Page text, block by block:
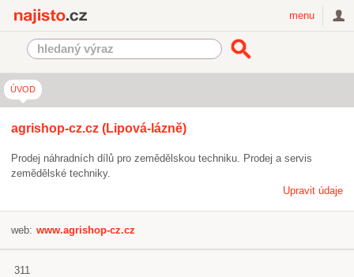
menu
ÚVOD
agrishop-cz.cz (Lipová-lázně)
Prodej náhradních dílů pro zemědělskou techniku. Prodej a servis
zemědělské techniky.
Upravit údaje
web: www.agrishop-cz.cz
311